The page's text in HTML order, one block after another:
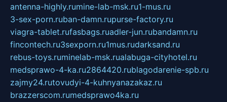
antenna-highly.rumine-lab-msk.ru1-mus.ru
3-sex-porn.ruban-damn.rupurse-factory.ru
viagra-tablet.rufasbags.ruadler-jun.rubandamn.ru
fincontech.ru3sexporn.ru1mus.rudarksand.ru
rebus-toys.ruminelab-msk.rualabuga-cityhotel.ru
medsprawo-4-ka.ru2864420.rublagodarenie-spb.ru
zajmy24.rutovudyi-4-kuhnyanazakaz.ru
brazzerscom.rumedsprawo4ka.ru